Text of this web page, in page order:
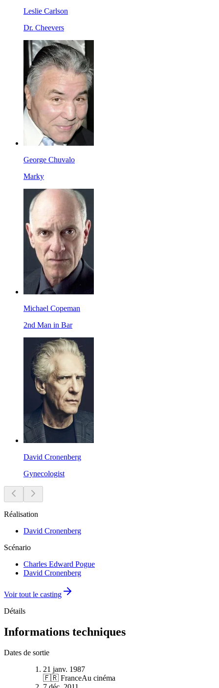
Leslie Carlson
Dr. Cheevers
George Chuvalo
Marky
Michael Copeman
2nd Man in Bar
David Cronenberg
Gynecologist
Réalisation
David Cronenberg
Scénario
Charles Edward Pogue
David Cronenberg
Voir tout le casting
Détails
Informations techniques
Dates de sortie
21 janv. 1987
🇫🇷 FranceAu cinéma